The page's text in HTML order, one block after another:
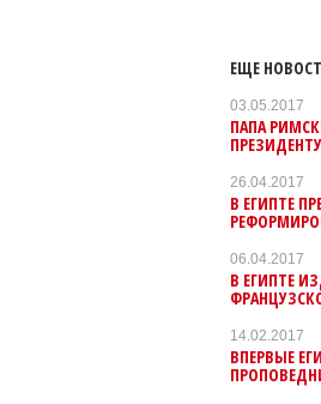
ЕЩЕ
03.05.2017
ПАПА
26.04.2017
В ЕГИПТЕ
06.04.2017
В ЕГИПТЕ
14.02.2017
ВПЕРВЫЕ